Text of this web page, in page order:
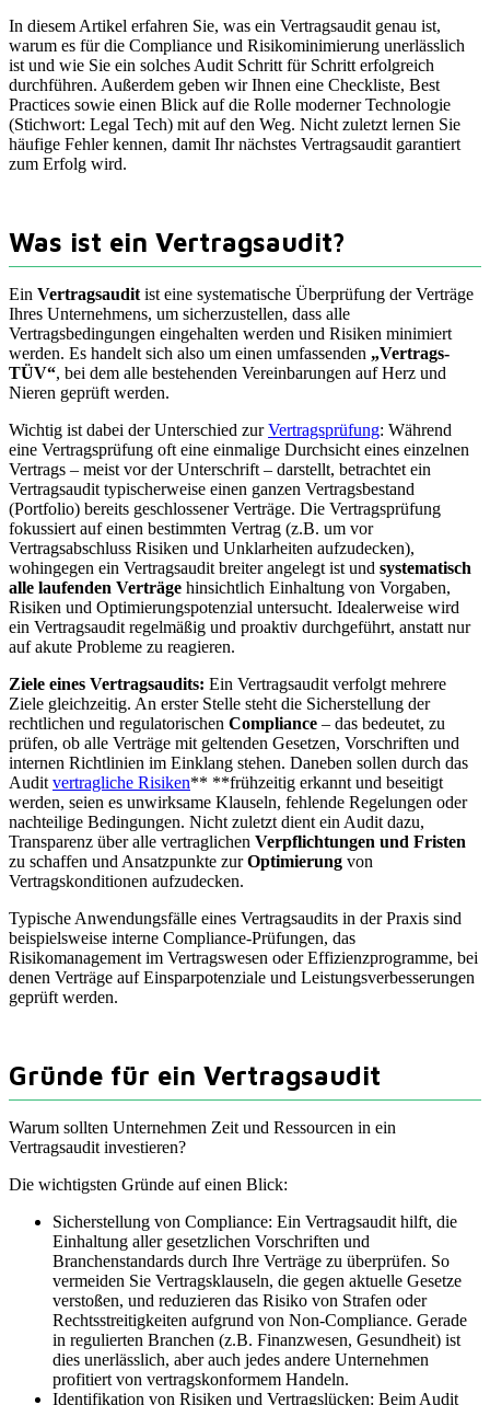
In diesem Artikel erfahren Sie, was ein Vertragsaudit genau ist,
warum es für die Compliance und Risikominimierung unerlässlich
ist und wie Sie ein solches Audit Schritt für Schritt erfolgreich
durchführen. Außerdem geben wir Ihnen eine Checkliste, Best
Practices sowie einen Blick auf die Rolle moderner Technologie
(Stichwort: Legal Tech) mit auf den Weg. Nicht zuletzt lernen Sie
häufige Fehler kennen, damit Ihr nächstes Vertragsaudit garantiert
zum Erfolg wird.
Was ist ein Vertragsaudit?
Ein Vertragsaudit ist eine systematische Überprüfung der Verträge
Ihres Unternehmens, um sicherzustellen, dass alle
Vertragsbedingungen eingehalten werden und Risiken minimiert
werden. Es handelt sich also um einen umfassenden „Vertrags-
TÜV“, bei dem alle bestehenden Vereinbarungen auf Herz und
Nieren geprüft werden.
Wichtig ist dabei der Unterschied zurVertragsprüfung: Während
eine Vertragsprüfung oft eine einmalige Durchsicht eines einzelnen
Vertrags – meist vor der Unterschrift – darstellt, betrachtet ein
Vertragsaudit typischerweise einen ganzen Vertragsbestand
(Portfolio) bereits geschlossener Verträge. Die Vertragsprüfung
fokussiert auf einen bestimmten Vertrag (z.B. um vor
Vertragsabschluss Risiken und Unklarheiten aufzudecken),
wohingegen ein Vertragsaudit breiter angelegt ist und systematisch
alle laufenden Verträge hinsichtlich Einhaltung von Vorgaben,
Risiken und Optimierungspotenzial untersucht. Idealerweise wird
ein Vertragsaudit regelmäßig und proaktiv durchgeführt, anstatt nur
auf akute Probleme zu reagieren.
Ziele eines Vertragsaudits: Ein Vertragsaudit verfolgt mehrere
Ziele gleichzeitig. An erster Stelle steht die Sicherstellung der
rechtlichen und regulatorischen Compliance – das bedeutet, zu
prüfen, ob alle Verträge mit geltenden Gesetzen, Vorschriften und
internen Richtlinien im Einklang stehen. Daneben sollen durch das
Audit vertragliche Risiken** **frühzeitig erkannt und beseitigt
werden, seien es unwirksame Klauseln, fehlende Regelungen oder
nachteilige Bedingungen. Nicht zuletzt dient ein Audit dazu,
Transparenz über alle vertraglichen Verpflichtungen und Fristen
zu schaffen und Ansatzpunkte zurOptimierung von
Vertragskonditionen aufzudecken.
Typische Anwendungsfälle eines Vertragsaudits in der Praxis sind
beispielsweise interne Compliance-Prüfungen, das
Risikomanagement im Vertragswesen oder Effizienzprogramme, bei
denen Verträge auf Einsparpotenziale und Leistungsverbesserungen
geprüft werden.
Gründe für ein Vertragsaudit
Warum sollten Unternehmen Zeit und Ressourcen in ein
Vertragsaudit investieren?
Die wichtigsten Gründe auf einen Blick:
Sicherstellung von Compliance: Ein Vertragsaudit hilft, die
Einhaltung aller gesetzlichen Vorschriften und
Branchenstandards durch Ihre Verträge zu überprüfen. So
vermeiden Sie Vertragsklauseln, die gegen aktuelle Gesetze
verstoßen, und reduzieren das Risiko von Strafen oder
Rechtsstreitigkeiten aufgrund von Non-Compliance. Gerade
in regulierten Branchen (z.B. Finanzwesen, Gesundheit) ist
dies unerlässlich, aber auch jedes andere Unternehmen
profitiert von vertragskonformem Handeln.
Identifikation von Risiken und Vertragslücken: Beim Audit